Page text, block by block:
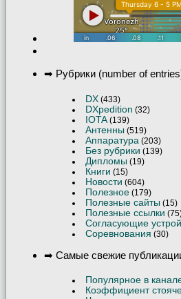
➡ Рубрики (number of
DX (433)
DXpedition (32)
IOTA (139)
Антенны (519)
Аппаратура (203)
Без рубрики (139)
Дипломы (19)
Книги (15)
Новости (604)
Полезное (179)
Полезные сайты (15)
Полезные ссылки
Согласующие
Соревнования (30)
➡ Самые свежие
Популярное в
Коэффициент